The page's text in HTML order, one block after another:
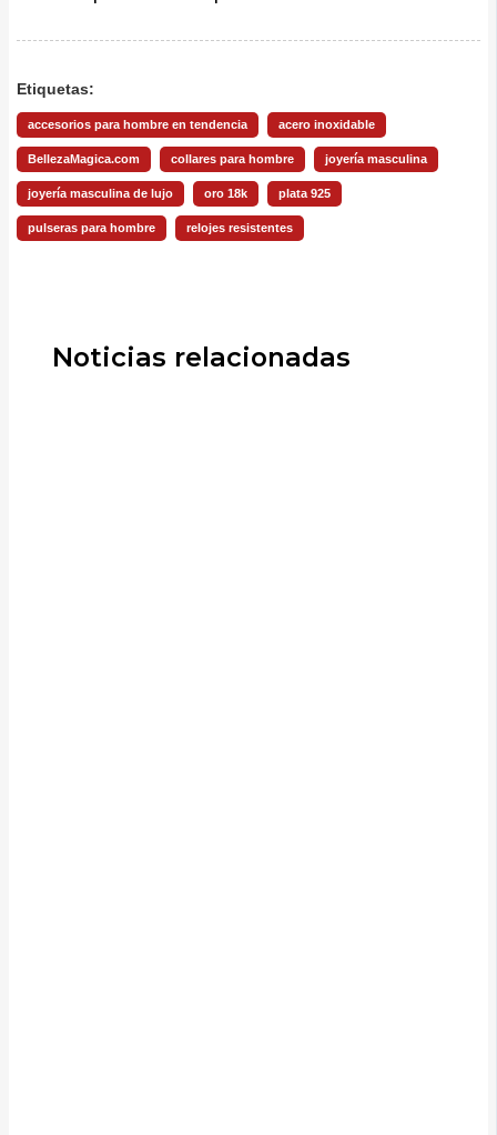
Etiquetas:
accesorios para hombre en tendencia acero inoxidable
BellezaMagica.com collares para hombre joyería masculina
joyería masculina de lujo oro 18k plata 925
pulseras para hombre relojes resistentes
Noticias relacionadas